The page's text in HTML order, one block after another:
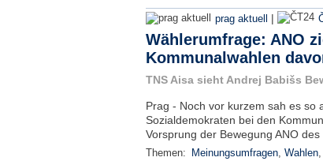
prag aktuell |
Wählerumfrage: ANO
Kommunalwahlen
TNS Aisa sieht Andrej Babišs
Prag - Noch vor kurzem sah es so
Sozialdemokraten bei den
Vorsprung der Bewegung ANO des
Themen: Meinungsumfragen, Wahlen,